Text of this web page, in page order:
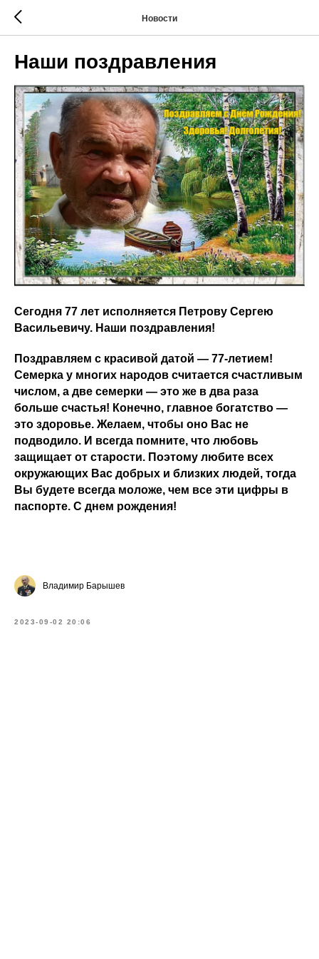
Новости
Наши поздравления
Сегодня 77 лет исполняется Петрову Сергею
Васильевичу. Наши поздравления!
Поздравляем с красивой датой — 77-летием!
Семерка у многих народов считается счастливым
числом, а две семерки — это же в два раза
больше счастья! Конечно, главное богатство —
это здоровье. Желаем, чтобы оно Вас не
подводило. И всегда помните, что любовь
защищает от старости. Поэтому любите всех
окружающих Вас добрых и близких людей, тогда
Вы будете всегда моложе, чем все эти цифры в
паспорте. С днем рождения!
Владимир Барышев
2023-09-02 20:06